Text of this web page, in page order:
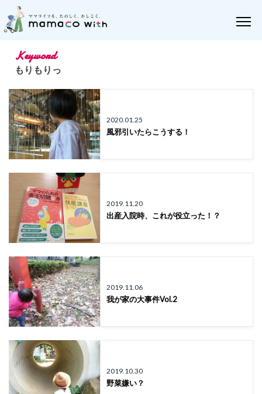
Keyword
もりもりっ
2020.01.25
風邪引いたらこうする！
2019.11.20
出産入院時、これが役立った！？
2019.11.06
我が家の大事件Vol.2
2019.10.30
野菜嫌い？